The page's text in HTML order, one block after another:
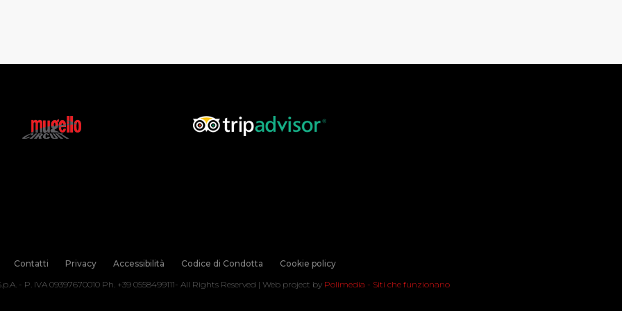
Contatti Privacy Accessibilità Codice di Condotta
Cookie policy
- P. IVA 09397670010 Ph. +39 0558499111- All Rights Reserved | Web project by Polimedia - Siti che funzionano